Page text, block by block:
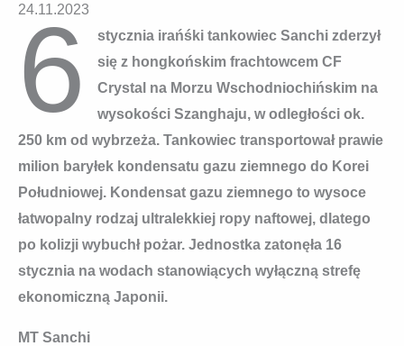
24.11.2023
6
stycznia irańśki tankowiec Sanchi zderzył
się z hongkońskim frachtowcem CF
Crystal na Morzu Wschodniochińskim na
wysokości Szanghaju, w odległości ok.
250 km od wybrzeża. Tankowiec transportował prawie
milion baryłek kondensatu gazu ziemnego do Korei
Południowej. Kondensat gazu ziemnego to wysoce
łatwopalny rodzaj ultralekkiej ropy naftowej, dlatego
po kolizji wybuchł pożar. Jednostka zatonęła 16
stycznia na wodach stanowiących wyłączną strefę
ekonomiczną Japonii.
MT Sanchi